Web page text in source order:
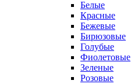
Белые
Красные
Бежевые
Бирюзовые
Голубые
Фиолетовые
Зеленые
Розовые